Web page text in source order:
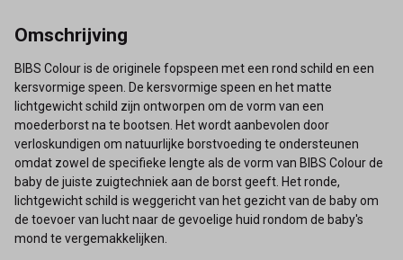
Omschrijving
BIBS Colour is de originele fopspeen met een rond schild en een
kersvormige speen. De kersvormige speen en het matte
lichtgewicht schild zijn ontworpen om de vorm van een
moederborst na te bootsen. Het wordt aanbevolen door
verloskundigen om natuurlijke borstvoeding te ondersteunen
omdat zowel de specifieke lengte als de vorm van BIBS Colour de
baby de juiste zuigtechniek aan de borst geeft. Het ronde,
lichtgewicht schild is weggericht van het gezicht van de baby om
de toevoer van lucht naar de gevoelige huid rondom de baby's
mond te vergemakkelijken.